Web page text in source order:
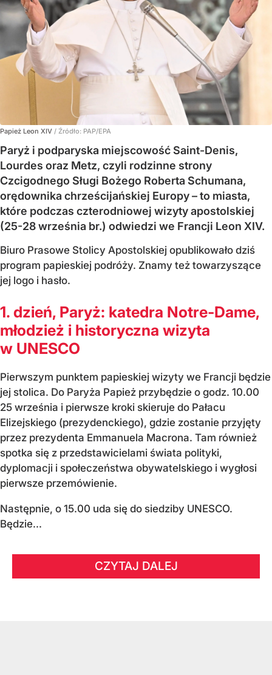
Papież Leon XIV / Źródło: PAP/EPA
Paryż i podparyska miejscowość Saint-Denis,
Lourdes oraz Metz, czyli rodzinne strony
Czcigodnego Sługi Bożego Roberta Schumana,
orędownika chrześcijańskiej Europy – to miasta,
które podczas czterodniowej wizyty apostolskiej
(25-28 września br.) odwiedzi we Francji Leon XIV.
Biuro Prasowe Stolicy Apostolskiej opublikowało dziś
program papieskiej podróży. Znamy też towarzyszące
jej logo i hasło.
1. dzień, Paryż: katedra Notre-Dame,
młodzież i historyczna wizyta
w UNESCO
Pierwszym punktem papieskiej wizyty we Francji będzie
jej stolica. Do Paryża Papież przybędzie o godz. 10.00
25 września i pierwsze kroki skieruje do Pałacu
Elizejskiego (prezydenckiego), gdzie zostanie przyjęty
przez prezydenta Emmanuela Macrona. Tam również
spotka się z przedstawicielami świata polityki,
dyplomacji i społeczeństwa obywatelskiego i wygłosi
pierwsze przemówienie.
Następnie, o 15.00 uda się do siedziby UNESCO.
Będzie...
CZYTAJ DALEJ